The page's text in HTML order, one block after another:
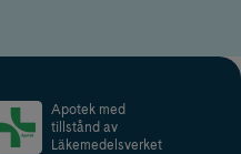
Apotek med
tillstånd av
Läkemedelsverket